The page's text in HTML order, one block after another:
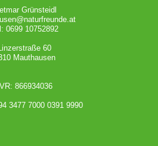
Grünsteidl
0699 10752892
Linzerstraße 60
Mauthausen
866934036
3477 7000 0391 9990